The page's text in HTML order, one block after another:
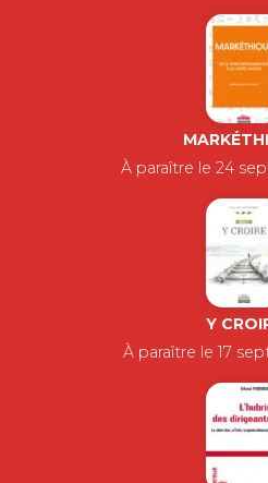
À paraître le 24
Y
À paraître le 17